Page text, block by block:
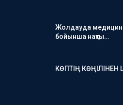
Жолдауда
бойынша нақты…
КӨПТІҢ